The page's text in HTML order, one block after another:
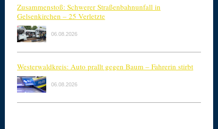
Zusammenstoß: Schwerer Straßenbahnunfall in
Gelsenkirchen – 25 Verletzte
06.08.2026
Westerwaldkreis: Auto prallt gegen Baum – Fahrerin stirbt
06.08.2026